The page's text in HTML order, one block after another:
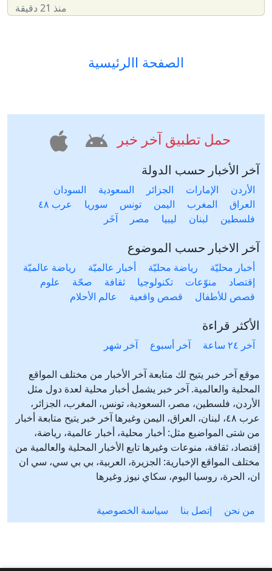
منذ 21 دقيقة
الصفحة االرئيسية
حمل تطبيق آخر خبر
آخر الأخبار حسب الدولة
الأردن الإمارات الجزائر السعودية
السودان
العراق
المغرب اليمن تونس سوريا
عرب ٤٨
فلسطين
لبنان ليبيا مصر آخَر
آخر الاخبار حسب الموضوع
أخبار محليّة رياضة محليّة أخبار عالميّة
رياضة عالميّة
إقتصاد
منوّعات تكنولوجيا ثقافة صحّة
علوم
قصص للأطفال
قصص واقعية عالم الأحلام
الأكثر قراءة
آخر ٢٤ ساعة آخر أسبوع آخر شهر
موقع آخر خبر يتيح لك متابعة آخر الأخبار من مختلف المواقع
المحلية والعالمية. آخر خبر يشمل أخبار محلية لعدة دول مثل
الأردن، فلسطين، مصر، السعودية، تونس، المغرب، الجزائر،
عرب ٤٨، لبنان، العراق، اليمن وغيرها آخر خبر يتيح متابعة أخبار
من شتى المواضيع مثل: أخبار محلية، أخبار عالمية، رياضة،
إقتصاد، ثقافة، منوعات وغيرها تابع الأخبار المحلية والعالمية من
مختلف المواقع الإخبارية: الجزيرة، العربية، بي بي سي، سي ان
ان، الحرة، روسيا اليوم، سكاي نيوز وغيرها
من نحن إتصل بنا سياسة الخصوصية